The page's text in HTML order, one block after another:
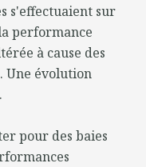
s'effectuaient sur
performance
à cause des
Une évolution
pour des baies